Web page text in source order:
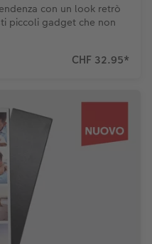
con un look retrò
piccoli gadget che non
CHF 32.95*